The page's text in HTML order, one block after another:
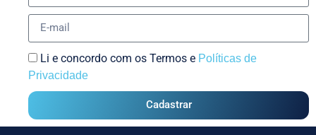
Li e concordo com os Termos e Políticas de
Privacidade
Cadastrar